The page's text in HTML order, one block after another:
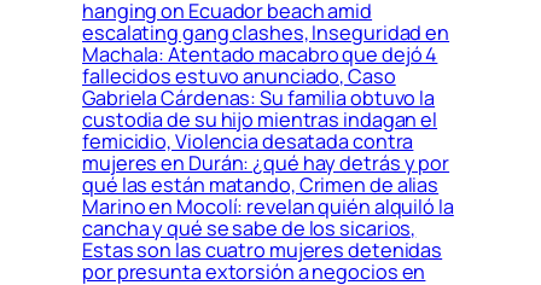
hanging on Ecuador beach amid
escalating gang clashes, Inseguridad en
Machala: Atentado macabro que dejó 4
fallecidos estuvo anunciado, Caso
Gabriela Cárdenas: Su familia obtuvo la
custodia de su hijo mientras indagan el
femicidio, Violencia desatada contra
mujeres en Durán: ¿qué hay detrás y por
qué las están matando, Crimen de alias
Marino en Mocolí: revelan quién alquiló la
cancha y qué se sabe de los sicarios,
Estas son las cuatro mujeres detenidas
por presunta extorsión a negocios en